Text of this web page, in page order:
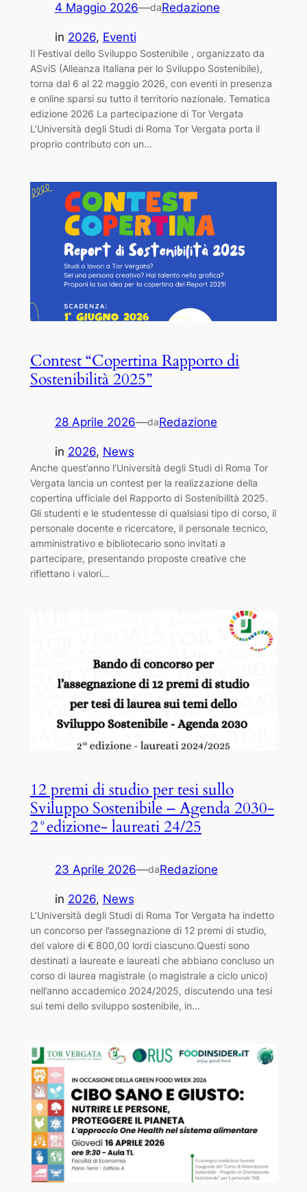
4 Maggio 2026—daRedazione
in 2026, Eventi
Il Festival dello Sviluppo Sostenibile , organizzato da
ASviS (Alleanza Italiana per lo Sviluppo Sostenibile),
torna dal 6 al 22 maggio 2026, con eventi in presenza
e online sparsi su tutto il territorio nazionale. Tematica
edizione 2026 La partecipazione di Tor Vergata
L’Università degli Studi di Roma Tor Vergata porta il
proprio contributo con un…
Contest “Copertina Rapporto di
Sostenibilità 2025”
28 Aprile 2026—daRedazione
in 2026, News
Anche quest’anno l’Università degli Studi di Roma Tor
Vergata lancia un contest per la realizzazione della
copertina ufficiale del Rapporto di Sostenibilità 2025.
Gli studenti e le studentesse di qualsiasi tipo di corso, il
personale docente e ricercatore, il personale tecnico,
amministrativo e bibliotecario sono invitati a
partecipare, presentando proposte creative che
riflettano i valori…
12 premi di studio per tesi sullo
Sviluppo Sostenibile – Agenda 2030-
2°edizione- laureati 24/25
23 Aprile 2026—daRedazione
in 2026, News
L’Università degli Studi di Roma Tor Vergata ha indetto
un concorso per l’assegnazione di 12 premi di studio,
del valore di € 800,00 lordi ciascuno.Questi sono
destinati a laureate e laureati che abbiano concluso un
corso di laurea magistrale (o magistrale a ciclo unico)
nell’anno accademico 2024/2025, discutendo una tesi
sui temi dello sviluppo sostenibile, in…